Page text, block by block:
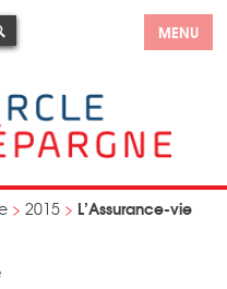
MENU
> 2015 > L’Assurance-vie